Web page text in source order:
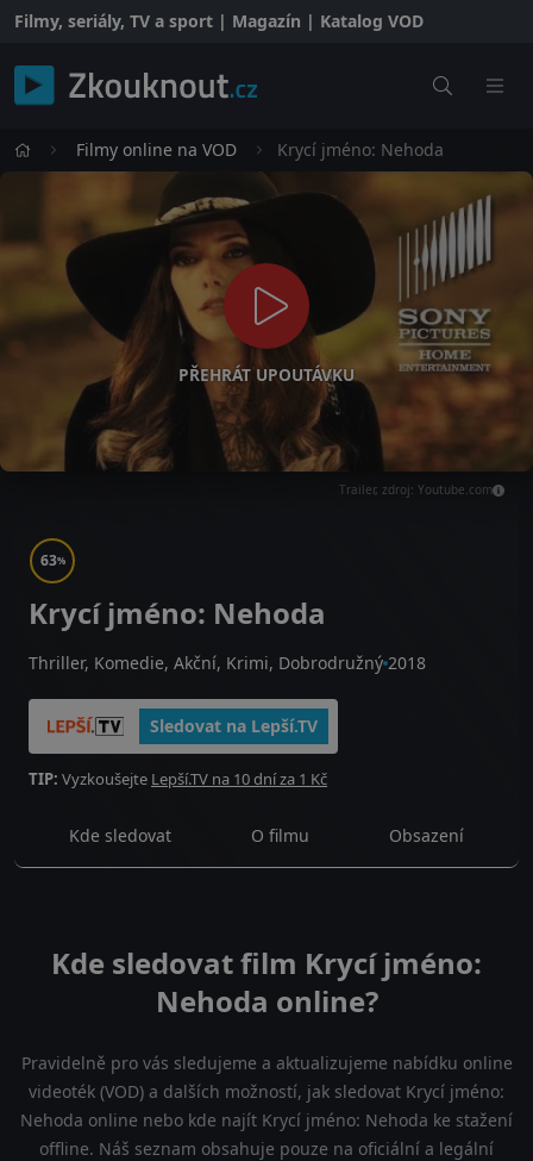
Filmy, seriály, TV a sport | Magazín | Katalog VOD
Filmy online na VOD Krycí jméno: Nehoda
PŘEHRÁT UPOUTÁVKU
Trailer, zdroj: Youtube.com
63%
Krycí jméno: Nehoda
Thriller, Komedie, Akční, Krimi, Dobrodružný 2018
Sledovat na Lepší.TV
TIP: Vyzkoušejte Lepší.TV na 10 dní za 1 Kč
Kde sledovat O filmu Obsazení
Kde sledovat film Krycí jméno:
Nehoda online?
Pravidelně pro vás sledujeme a aktualizujeme nabídku online
videoték (VOD) a dalších možností, jak sledovat Krycí jméno:
Nehoda online nebo kde najít Krycí jméno: Nehoda ke stažení
offline. Náš seznam obsahuje pouze na oficiální a legální